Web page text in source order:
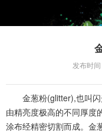
发布时
金葱粉(glitter),也叫闪
由精亮度极高的不同厚度
涂布经精密切割而成。 金